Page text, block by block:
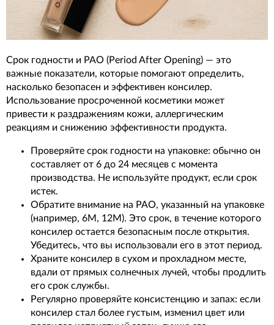
Срок годности и PAO (Period After Opening) — это
важные показатели, которые помогают определить,
насколько безопасен и эффективен консилер.
Использование просроченной косметики может
привести к раздражениям кожи, аллергическим
реакциям и снижению эффективности продукта.
Проверяйте срок годности на упаковке: обычно он
составляет от 6 до 24 месяцев с момента
производства. Не используйте продукт, если срок
истек.
Обратите внимание на PAO, указанный на упаковке
(например, 6M, 12M). Это срок, в течение которого
консилер остается безопасным после открытия.
Убедитесь, что вы использовали его в этот период.
Храните консилер в сухом и прохладном месте,
вдали от прямых солнечных лучей, чтобы продлить
его срок службы.
Регулярно проверяйте консистенцию и запах: если
консилер стал более густым, изменил цвет или